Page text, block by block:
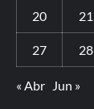
20 21
27 28
« Abr Jun »